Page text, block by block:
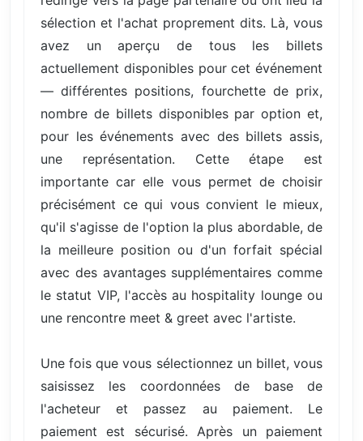
sélection et l'achat proprement dits. Là, vous
avez un aperçu de tous les billets
actuellement disponibles pour cet événement
— différentes positions, fourchette de prix,
nombre de billets disponibles par option et,
pour les événements avec des billets assis,
une représentation. Cette étape est
importante car elle vous permet de choisir
précisément ce qui vous convient le mieux,
qu'il s'agisse de l'option la plus abordable, de
la meilleure position ou d'un forfait spécial
avec des avantages supplémentaires comme
le statut VIP, l'accès au hospitality lounge ou
une rencontre meet & greet avec l'artiste.
Une fois que vous sélectionnez un billet, vous
saisissez les coordonnées de base de
l'acheteur et passez au paiement. Le
paiement est sécurisé. Après un paiement